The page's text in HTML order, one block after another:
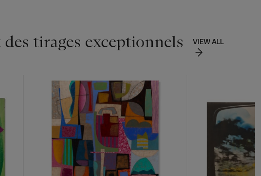
tirages exceptionnels
VIEW ALL